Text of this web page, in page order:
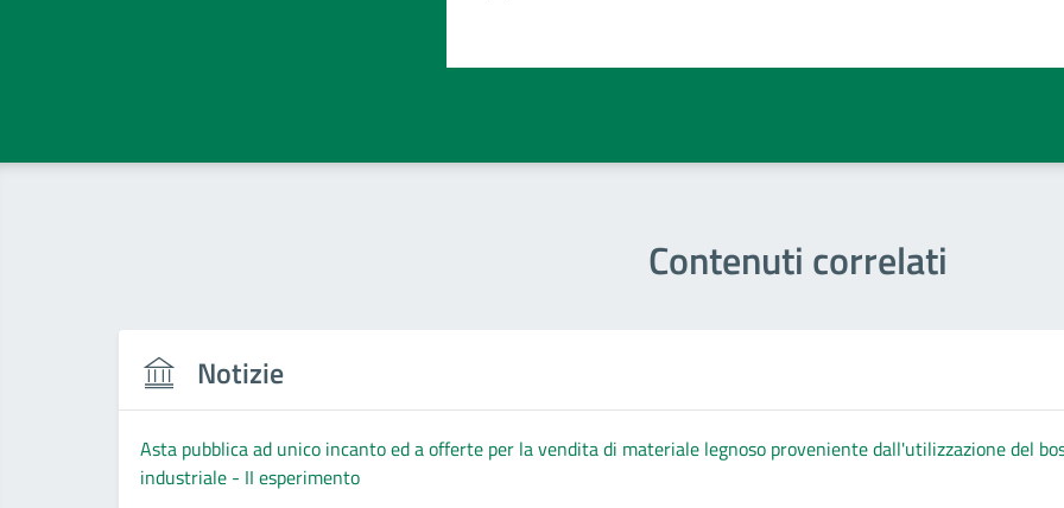
Contenuti correlati
Notizie
Asta pubblica ad unico incanto ed a offerte per la vendita di materiale legnoso proveniente dall'utilizzazione del
industriale - II esperimento